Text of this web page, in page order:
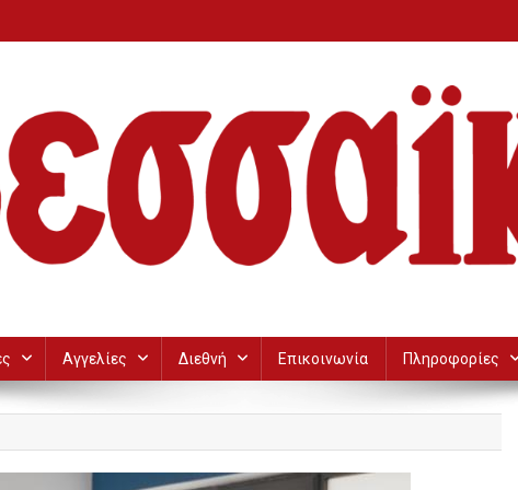
Αγγελίες Διεθνή Επικοινωνία Πληροφορίες